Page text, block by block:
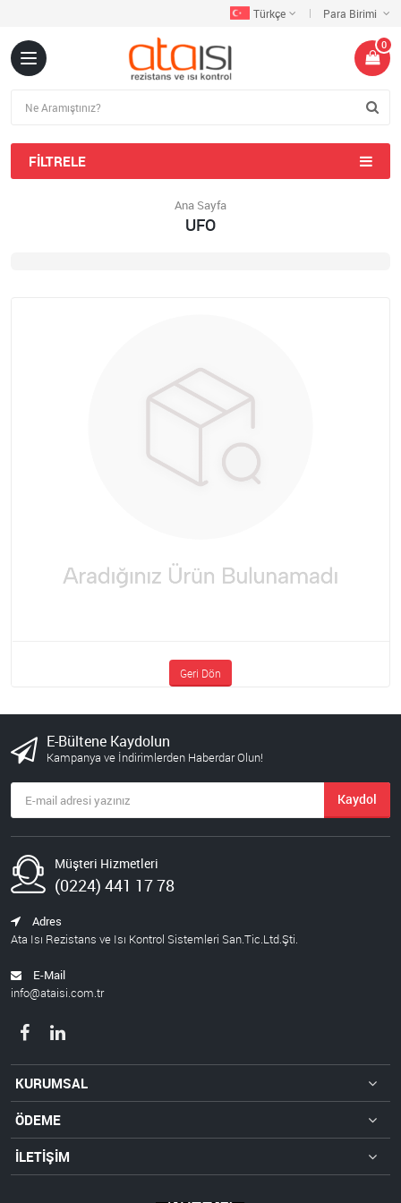
Türkçe Para Birimi
0
FILTRELE
Ana Sayfa
UFO
Geri Dön
E-Bültene Kaydolun
Kampanya ve İndirimlerden Haberdar Olun!
Kaydol
Müşteri Hizmetleri
(0224) 441 17 78
Adres
Ata Isı Rezistans ve Isı Kontrol Sistemleri San.Tic.Ltd.Şti.
E-Mail
info@ataisi.com.tr
KURUMSAL
ÖDEME
İLETİŞİM